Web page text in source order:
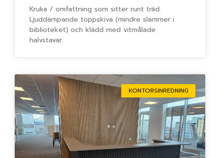
Kruka / omfattning som sitter runt träd.
Ljuddämpande toppskiva (mindre slammer i
biblioteket) och klädd med vitmålade
halvstavar.
KONTORSINREDNING